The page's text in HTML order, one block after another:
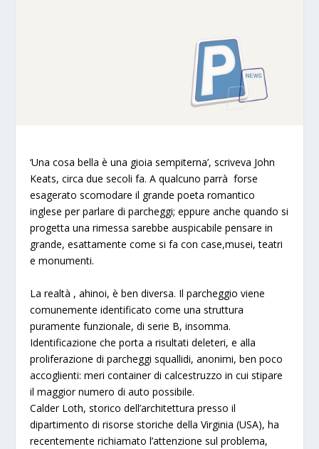
‘Una cosa bella è una gioia sempiterna’, scriveva John
Keats, circa due secoli fa. A qualcuno parrà forse
esagerato scomodare il grande poeta romantico
inglese per parlare di parcheggi; eppure anche quando si
progetta una rimessasarebbe auspicabile pensare in
grande, esattamente come si fa con case,musei, teatri
e monumenti.
La realtà , ahinoi, è ben diversa. Il parcheggio viene
comunemente identificato come unastruttura
puramente funzionale, di serie B, insomma.
Identificazione che porta a risultati deleteri, e alla
proliferazione di parcheggi squallidi, anonimi, ben poco
accoglienti:meri container di calcestruzzo in cui stipare
il maggior numero di auto possibile.
Calder Loth, storico dell’architettura presso il
dipartimento di risorse storiche della Virginia (USA), ha
recentemente richiamato l’attenzione sul problema,